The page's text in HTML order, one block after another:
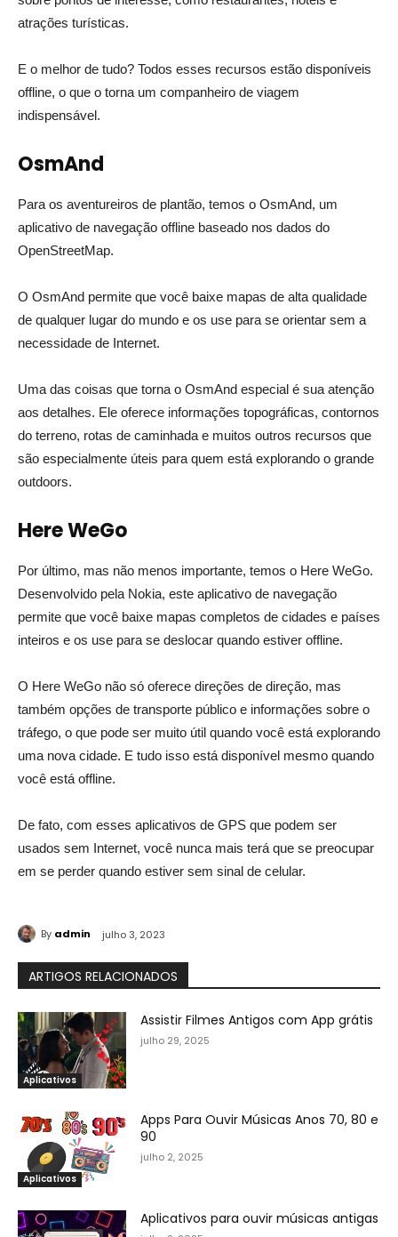
atrações turísticas.
E o melhor de tudo? Todos esses recursos estão disponíveis
offline, o que o torna um companheiro de viagem
indispensável.
OsmAnd
Para os aventureiros de plantão, temos o OsmAnd, um
aplicativo de navegação offline baseado nos dados do
OpenStreetMap.
O OsmAnd permite que você baixe mapas de alta qualidade
de qualquer lugar do mundo e os use para se orientar sem a
necessidade de Internet.
Uma das coisas que torna o OsmAnd especial é sua atenção
aos detalhes. Ele oferece informações topográficas, contornos
do terreno, rotas de caminhada e muitos outros recursos que
são especialmente úteis para quem está explorando o grande
outdoors.
Here WeGo
Por último, mas não menos importante, temos o Here WeGo.
Desenvolvido pela Nokia, este aplicativo de navegação
permite que você baixe mapas completos de cidades e países
inteiros e os use para se deslocar quando estiver offline.
O Here WeGo não só oferece direções de direção, mas
também opções de transporte público e informações sobre o
tráfego, o que pode ser muito útil quando você está explorando
uma nova cidade. E tudo isso está disponível mesmo quando
você está offline.
De fato, com esses aplicativos de GPS que podem ser
usados sem Internet, você nunca mais terá que se preocupar
em se perder quando estiver sem sinal de celular.
By admin julho 3, 2023
ARTIGOS RELACIONADOS
Aplicativos
Assistir Filmes Antigos com App grátis
julho 29, 2025
Aplicativos
Apps Para Ouvir Músicas Anos 70, 80 e
90
julho 2, 2025
Aplicativos para ouvir músicas antigas